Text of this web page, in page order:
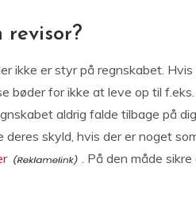
revisor?
ikke er styr på regnskabet.
bøder for ikke at leve op til
aldrig falde tilbage på
skyld, hvis der er noget
. På den måde